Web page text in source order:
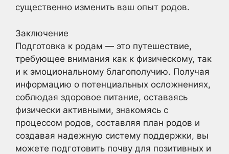
существенно изменить ваш опыт родов.
Заключение
Подготовка к родам — это путешествие,
требующее внимания как к физическому, так
и к эмоциональному благополучию. Получая
информацию о потенциальных осложнениях,
соблюдая здоровое питание, оставаясь
физически активными, знакомясь с
процессом родов, составляя план родов и
создавая надежную систему поддержки, вы
можете подготовить почву для позитивных и